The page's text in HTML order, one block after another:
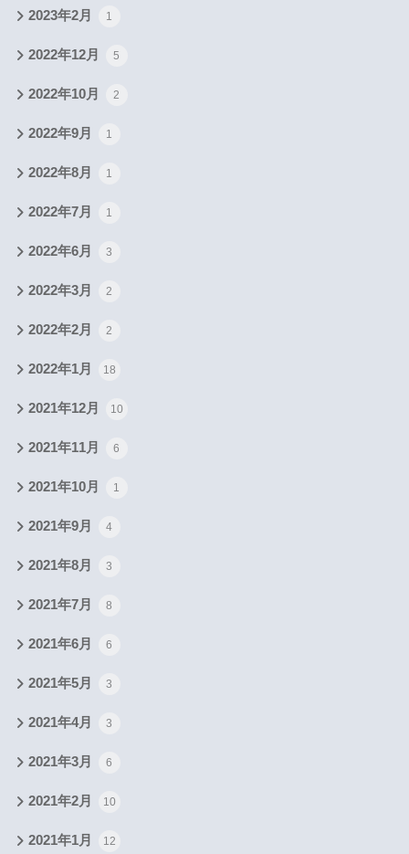
2023年2月 1
2022年12月 5
2022年10月 2
2022年9月 1
2022年8月 1
2022年7月 1
2022年6月 3
2022年3月 2
2022年2月 2
2022年1月 18
2021年12月 10
2021年11月 6
2021年10月 1
2021年9月 4
2021年8月 3
2021年7月 8
2021年6月 6
2021年5月 3
2021年4月 3
2021年3月 6
2021年2月 10
2021年1月 12